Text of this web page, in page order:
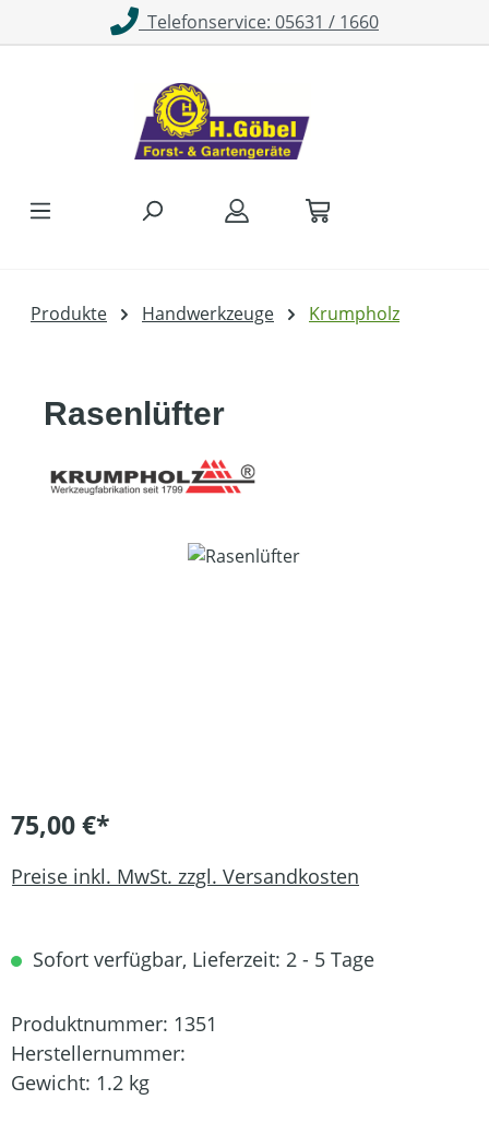
Zum Hauptinhalt springenTelefonservice: 05631 / 1660
Produkte Handwerkzeuge Krumpholz
Rasenlüfter
Bildergalerie überspringen
75,00 €*
Preise inkl. MwSt. zzgl. Versandkosten
Sofort verfügbar, Lieferzeit: 2 - 5 Tage
Produktnummer: 1351
Herstellernummer:
Gewicht: 1.2 kg